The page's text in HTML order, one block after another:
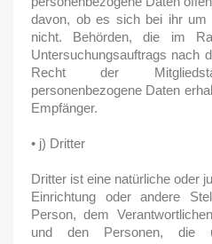
davon, ob es sich bei ihr um
nicht. Behörden, die im
Untersuchungsauftrags nach
Recht der
personenbezogene Daten
Empfänger.
• j) Dritter
Dritter ist eine natürliche oder
Einrichtung oder andere
Person, dem
und den Personen, die